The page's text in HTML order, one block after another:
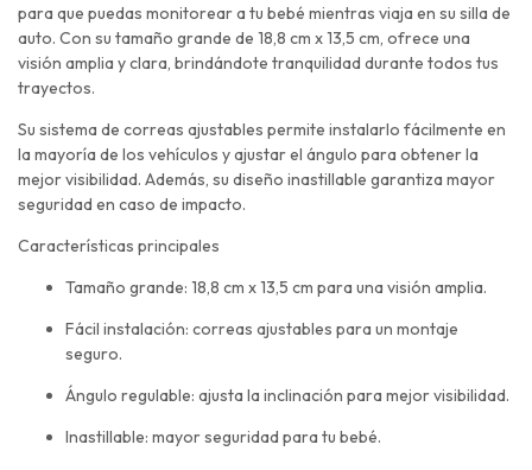
para que puedas monitorear a tu bebé mientras viaja en su silla de
auto. Con su tamaño grande de 18,8 cm x 13,5 cm, ofrece una
visión amplia y clara, brindándote tranquilidad durante todos tus
trayectos.
Su sistema de correas ajustables permite instalarlo fácilmente en
la mayoría de los vehículos y ajustar el ángulo para obtener la
mejor visibilidad. Además, su diseño inastillable garantiza mayor
seguridad en caso de impacto.
Características principales
Tamaño grande: 18,8 cm x 13,5 cm para una visión amplia.
Fácil instalación: correas ajustables para un montaje
seguro.
Ángulo regulable: ajusta la inclinación para mejor visibilidad.
Inastillable: mayor seguridad para tu bebé.